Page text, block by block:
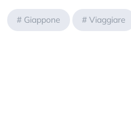
# Giappone # Viaggiare